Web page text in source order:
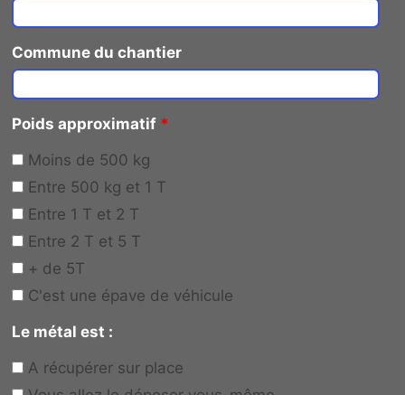
Commune du chantier
Poids approximatif *
Moins de 500 kg
Entre 500 kg et 1 T
Entre 1 T et 2 T
Entre 2 T et 5 T
+ de 5T
C'est une épave de véhicule
Le métal est :
A récupérer sur place